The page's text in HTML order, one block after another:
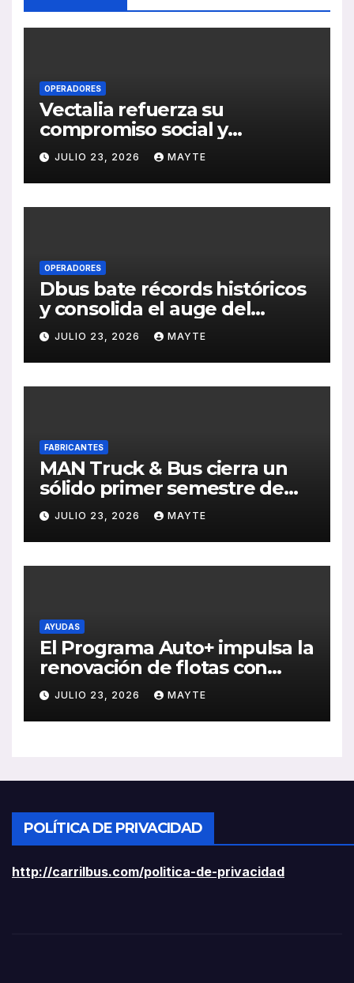
OPERADORES
Vectalia refuerza su
compromiso social y
medioambiental con la
publicación de su Memoria
de RSC 2025
JULIO 23, 2026 MAYTE
OPERADORES
Dbus bate récords históricos
y consolida el auge del
transporte público en San
Sebastián
JULIO 23, 2026 MAYTE
FABRICANTES
MAN Truck & Bus cierra un
sólido primer semestre de
2026 con crecimiento en
ventas, pedidos y
rentabilidad
JULIO 23, 2026 MAYTE
AYUDAS
El Programa Auto+ impulsa la
renovación de flotas con
ayudas a vehículos eléctricos
ligeros
JULIO 23, 2026 MAYTE
POLÍTICA DE PRIVACIDAD
http://carrilbus.com/politica-de-privacidad